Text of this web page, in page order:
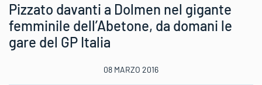
Pizzato davanti a Dolmen nel gigante
femminile dell’Abetone, da domani le
gare del GP Italia
08 MARZO 2016